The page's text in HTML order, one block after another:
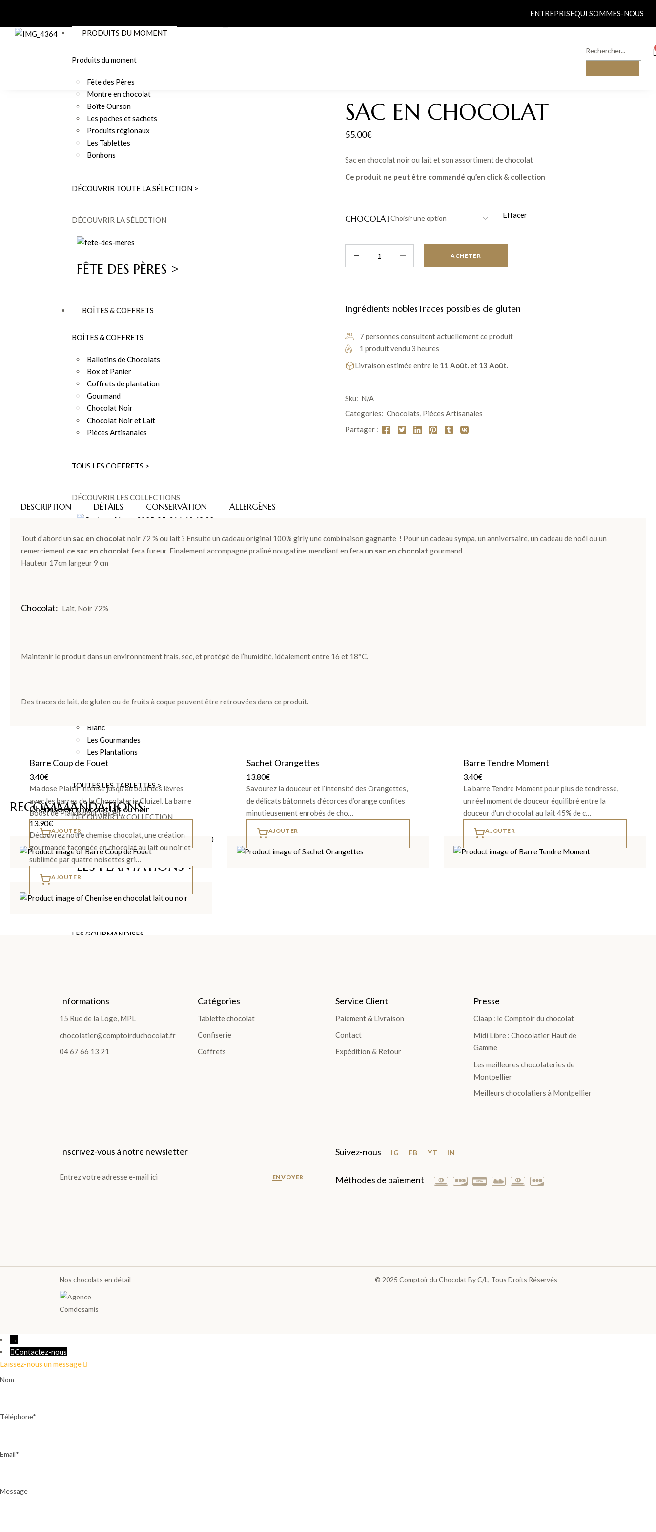
ENTREPRISEQUI SOMMES-NOUS
PRODUITS DU MOMENT
Produits du moment
Fête des Pères
Montre en chocolat
Boîte Ourson
Les poches et sachets
Produits régionaux
Les Tablettes
Bonbons
DÉCOUVRIR TOUTE LA SÉLECTION >
DÉCOUVRIR LA SÉLECTION
FÊTE DES PÈRES >
BOÎTES & COFFRETS
BOÎTES & COFFRETS
Ballotins de Chocolats
Box et Panier
Coffrets de plantation
Gourmand
Chocolat Noir
Chocolat Noir et Lait
Pièces Artisanales
TOUS LES COFFRETS >
DÉCOUVRIR LES COLLECTIONS
LES COFFRETS >
Lait
Blanc
Les Gourmandes
Les Plantations
TOUTES LES TABLETTES >
DÉCOUVRIR LA COLLECTION
LES PLANTATIONS >
LES GOURMANDISES
Confiture et Sirop
Pâtes de fruits
Pâte d'Amandes
SAC EN CHOCOLAT
55.00€
Sac en chocolat noir ou lait et son assortiment de chocolat
Ce produit ne peut être commandé qu’en click & collection
CHOCOLAT Effacer
ACHETER
Ingrédients noblesTraces possibles de gluten
7 personnes consultent actuellement ce produit
1 produit vendu 3 heures
Livraison estimée entre le 11 Août.et 13 Août.
Sku: N/A
Categories: Chocolats, Pièces Artisanales
Partager :
DESCRIPTION DÉTAILS CONSERVATION ALLERGÈNES
Tout d’abord un sac en chocolat noir 72 % ou lait ? Ensuite un cadeau original 100% girly une combinaison gagnante ! Pour un cadeau sympa, un anniversaire, un cadeau de noël ou un
remerciement ce sac en chocolat fera fureur. Finalement accompagné praliné nougatine mendiant en fera un sac en chocolat gourmand.
Hauteur 17cm largeur 9 cm
Chocolat Lait, Noir 72%
Maintenir le produit dans un environnement frais, sec, et protégé de l’humidité, idéalement entre 16 et 18°C.
Des traces de lait, de gluten ou de fruits à coque peuvent être retrouvées dans ce produit.
RECOMMANDATIONS
Barre Coup de Fouet
3.40€
Ma dose Plaisir intense jusqu'au bout des lèvres
avec les barres de la Chocolaterie Cluizel. La barre
Boost de Plaisir pour vos en…
AJOUTER
Sachet Orangettes
13.80€
Savourez la douceur et l’intensité des Orangettes,
de délicats bâtonnets d’écorces d’orange confites
minutieusement enrobés de cho…
AJOUTER
Barre Tendre Moment
3.40€
La barre Tendre Moment pour plus de tendresse,
un réel moment de douceur équilibré entre la
douceur d'un chocolat au lait 45% de c…
AJOUTER
Chemise en chocolat lait ou noir
13.90€
Découvrez notre chemise chocolat, une création
gourmande façonnée en chocolat au lait ou noir et
sublimée par quatre noisettes gri…
AJOUTER
Informations
15 Rue de la Loge, MPL
chocolatier@comptoirduchocolat.fr
04 67 66 13 21
Catégories
Tablette chocolat
Confiserie
Coffrets
Service Client
Paiement & Livraison
Contact
Expédition & Retour
Presse
Claap : le Comptoir du chocolat
Midi Libre : Chocolatier Haut de
Gamme
Les meilleures chocolateries de
Montpellier
Meilleurs chocolatiers à Montpellier
Inscrivez-vous à notre newsletter
ENVOYER
Suivez-nous IG FB YT IN
Méthodes de paiement
Nos chocolats en détail © 2025 Comptoir du Chocolat By C/L , Tous Droits Réservés
→
Contactez-nous
Laissez-nous un message
Nom
Téléphone
Email
Message